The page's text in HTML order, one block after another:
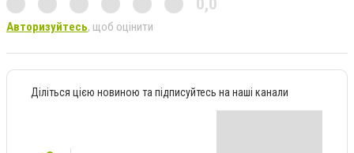
0,0
Авторизуйтесь, щоб оцінити
Діліться цією новиною та підписуйтесь на наші канали